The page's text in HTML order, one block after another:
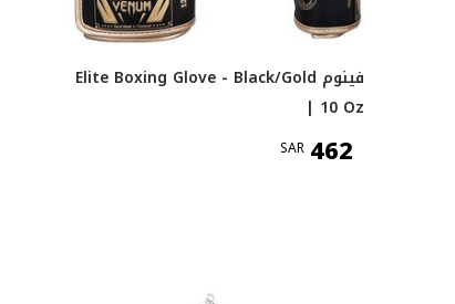
فينوم Elite Boxing Glove - Black/Gold
| 10 Oz
SAR 462